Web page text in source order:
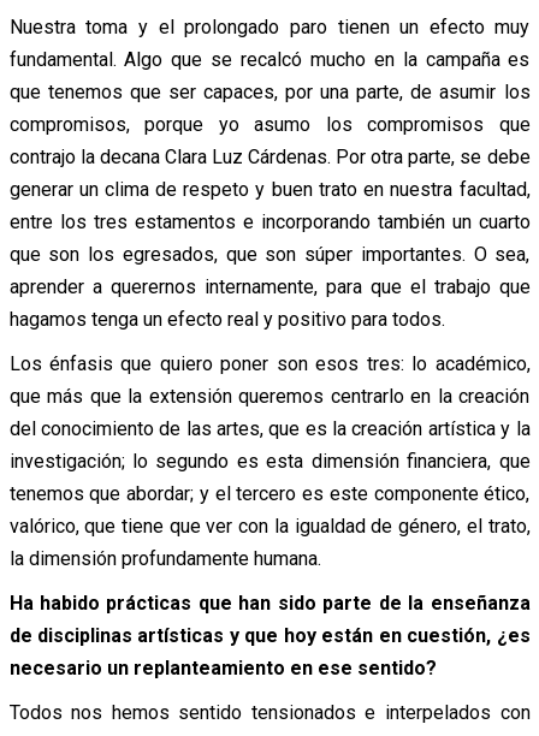
Nuestra toma y el prolongado paro tienen un efecto muy
fundamental. Algo que se recalcó mucho en la campaña es
que tenemos que ser capaces, por una parte, de asumir los
compromisos, porque yo asumo los compromisos que
contrajo la decana Clara Luz Cárdenas. Por otra parte, se debe
generar un clima de respeto y buen trato en nuestra facultad,
entre los tres estamentos e incorporando también un cuarto
que son los egresados, que son súper importantes. O sea,
aprender a querernos internamente, para que el trabajo que
hagamos tenga un efecto real y positivo para todos.
Los énfasis que quiero poner son esos tres: lo académico,
que más que la extensión queremos centrarlo en la creación
del conocimiento de las artes, que es la creación artística y la
investigación; lo segundo es esta dimensión financiera, que
tenemos que abordar; y el tercero es este componente ético,
valórico, que tiene que ver con la igualdad de género, el trato,
la dimensión profundamente humana.
Ha habido prácticas que han sido parte de la enseñanza
de disciplinas artísticas y que hoy están en cuestión, ¿es
necesario un replanteamiento en ese sentido?
Todos nos hemos sentido tensionados e interpelados con